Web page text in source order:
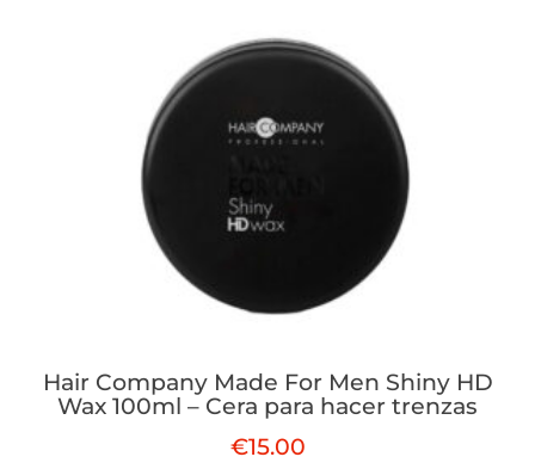
Hair Company Made For Men Shiny HD
Wax 100ml – Cera para hacer trenzas
€15.00